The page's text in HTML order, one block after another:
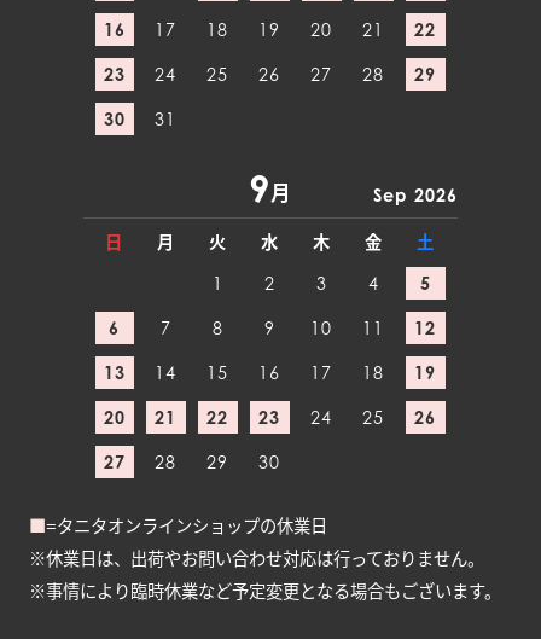
16 17 18 19 20 21 22
23 24 25 26 27 28 29
30 31
9月 Sep 2026
日 月 火 水 木 金
土
1
2 3 4 5
6 7 8 9 10 11 12
13 14 15 16 17 18 19
20 21 22 23 24 25 26
27 28 29 30
■=タニタオンラインショップの休業日
※休業日は、出荷やお問い合わせ対応は行っておりません。
※事情により臨時休業など予定変更となる場合もございます。